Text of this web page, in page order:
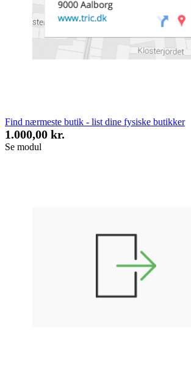
Find nærmeste butik - list dine fysiske butikker
1.000,00 kr.
Se modul